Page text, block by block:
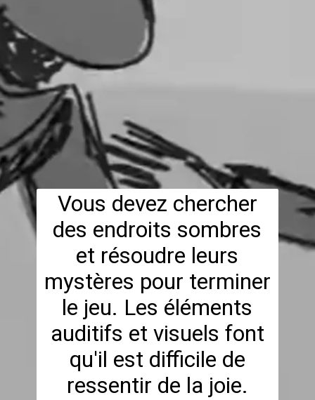
Vous devez chercher
des endroits sombres
et résoudre leurs
mystères pour terminer
le jeu. Les éléments
auditifs et visuels font
qu'il est difficile de
ressentir de la joie.